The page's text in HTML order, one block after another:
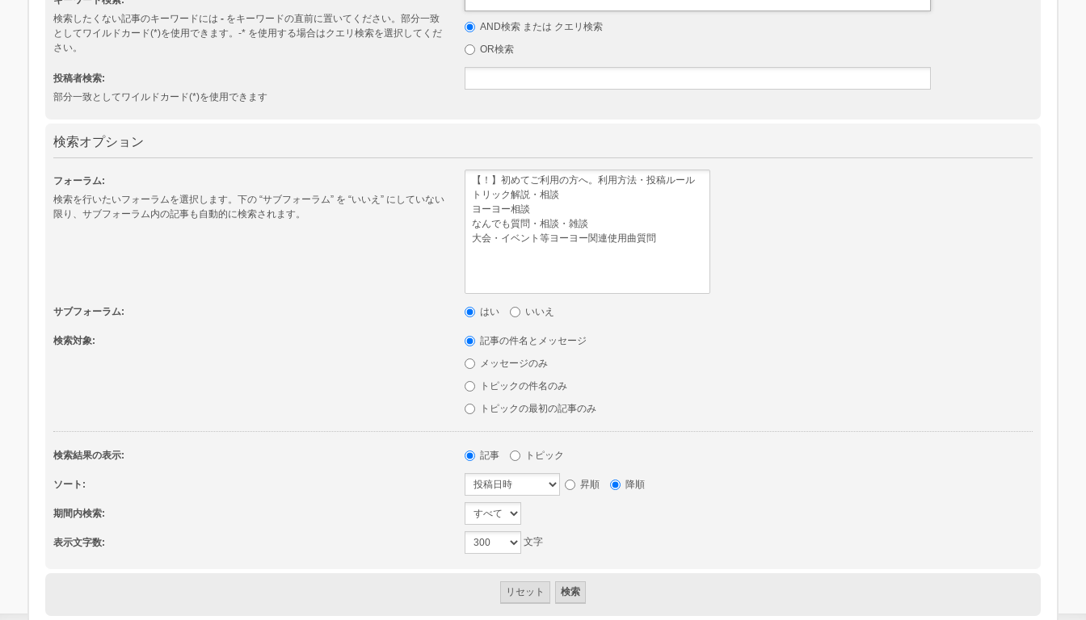
検索したくない記事のキーワードには -をキーワードの直前に置いてください。部分一致
としてワイルドカード(*)を使用できます。-* を使用する場合はクエリ検索を選択してくだ
さい。
AND検索 または クエリ検索
OR検索
投稿者検索:
部分一致としてワイルドカード(*)を使用できます
検索オプション
フォーラム:
検索を行いたいフォーラムを選択します。下の “サブフォーラム” を “いいえ” にしていない
限り、サブフォーラム内の記事も自動的に検索されます。
サブフォーラム: はい いいえ
検索対象:
記事の件名とメッセージ
メッセージのみ
トピックの件名のみ
トピックの最初の記事のみ
検索結果の表示: 記事 トピック
ソート: 昇順 降順
期間内検索:
表示文字数: 文字